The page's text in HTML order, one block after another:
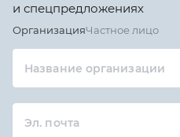
и спецпредложениях
ОрганизацияЧастное лицо
Название организации
Эл. почта